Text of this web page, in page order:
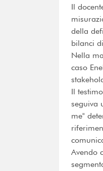
Il
della
bilanci
Nella
caso
Il
seguiva
me"
Avendo